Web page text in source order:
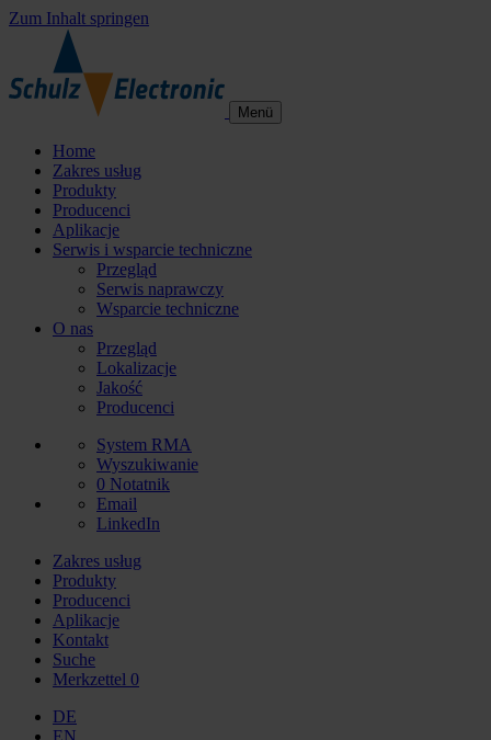
Zum Inhalt springen
Menü
Home
Zakres usług
Produkty
Producenci
Aplikacje
Serwis i wsparcie techniczne
Przegląd
Serwis naprawczy
Wsparcie techniczne
O nas
Przegląd
Lokalizacje
Jakość
Producenci
System RMA
Wyszukiwanie
0 Notatnik
Email
LinkedIn
Zakres usług
Produkty
Producenci
Aplikacje
Kontakt
Suche
Merkzettel 0
DE
EN